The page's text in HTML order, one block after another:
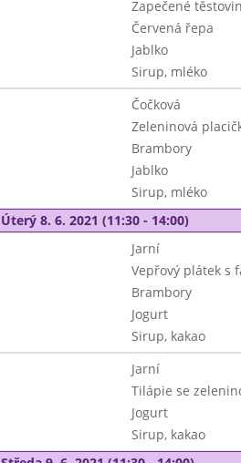
Zapečené
Červená řepa
Jablko
Sirup, mléko
Čočková
Zeleninová
Brambory
Jablko
Sirup, mléko
Úterý 8. 6. 2021 (11:30 - 14:00)
Jarní
Vepřový plátek s
Brambory
Jogurt
Sirup, kakao
Jarní
Tilápie se
Jogurt
Sirup, kakao